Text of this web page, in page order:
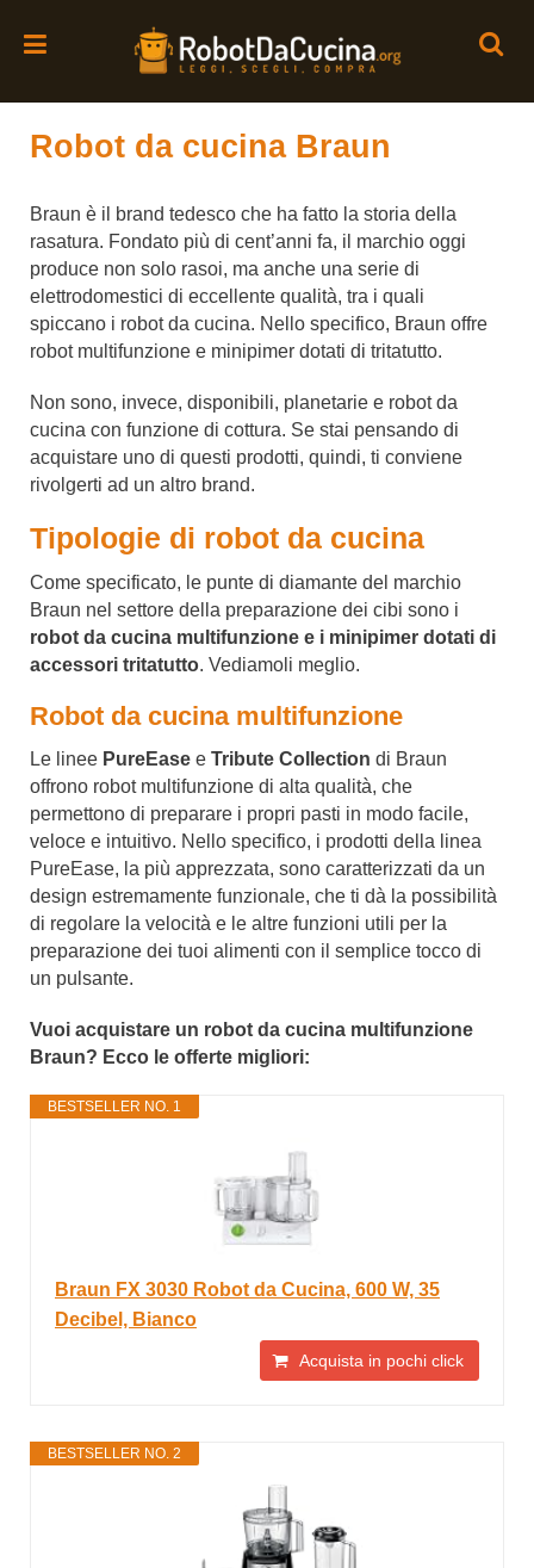
Robot da cucina Braun
Braun è il brand tedesco che ha fatto la storia della
rasatura. Fondato più di cent’anni fa, il marchio oggi
produce non solo rasoi, ma anche una serie di
elettrodomestici di eccellente qualità, tra i quali
spiccano i robot da cucina. Nello specifico, Braun offre
robot multifunzione e minipimer dotati di tritatutto.
Non sono, invece, disponibili, planetarie e robot da
cucina con funzione di cottura. Se stai pensando di
acquistare uno di questi prodotti, quindi, ti conviene
rivolgerti ad un altro brand.
Tipologie di robot da cucina
Come specificato, le punte di diamante del marchio
Braun nel settore della preparazione dei cibi sono i
robot da cucina multifunzione e i minipimer dotati di
accessori tritatutto. Vediamoli meglio.
Robot da cucina multifunzione
Le linee PureEase e Tribute Collection di Braun
offrono robot multifunzione di alta qualità, che
permettono di preparare i propri pasti in modo facile,
veloce e intuitivo. Nello specifico, i prodotti della linea
PureEase, la più apprezzata, sono caratterizzati da un
design estremamente funzionale, che ti dà la possibilità
di regolare la velocità e le altre funzioni utili per la
preparazione dei tuoi alimenti con il semplice tocco di
un pulsante.
Vuoi acquistare un robot da cucina multifunzione
Braun? Ecco le offerte migliori:
BESTSELLER NO. 1
Braun FX 3030 Robot da Cucina, 600 W, 35
Decibel, Bianco
Acquista in pochi click
BESTSELLER NO. 2